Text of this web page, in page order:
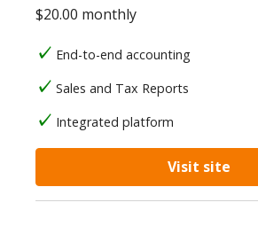
$20.00 monthly
End-to-end accounting
Sales and Tax Reports
Integrated platform
Visit site